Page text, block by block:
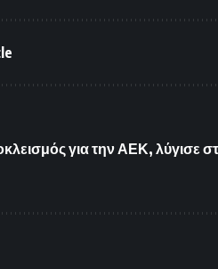
για την ΑΕΚ, λύγισε